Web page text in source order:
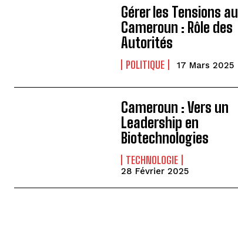
Gérer les Tensions au
Cameroun : Rôle des
Autorités
POLITIQUE 17 Mars 2025
Cameroun : Vers un
Leadership en
Biotechnologies
TECHNOLOGIE
28 Février 2025